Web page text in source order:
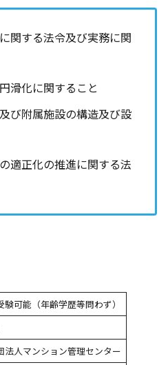
関する法令及び実務に関
滑化に関すること
び附属施設の構造及び設
適正化の推進に関する法
験可能（年齢学歴等問わず）
法人マンション管理センター